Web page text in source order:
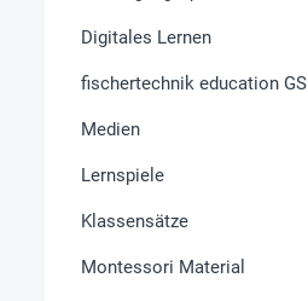
Digitales Lernen
fischertechnik education GS
Medien
Lernspiele
Klassensätze
Montessori Material